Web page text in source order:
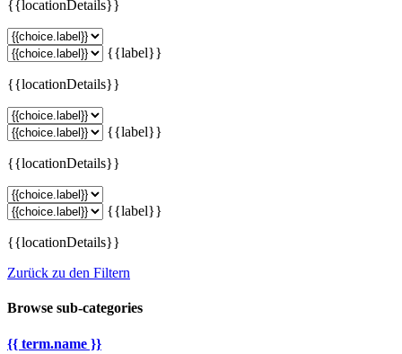
{{locationDetails}}
{{label}}
{{locationDetails}}
{{label}}
{{locationDetails}}
{{label}}
{{locationDetails}}
Zurück zu den Filtern
Browse sub-categories
{{ term.name }}